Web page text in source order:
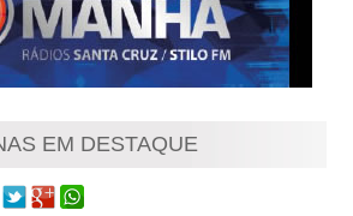
EM DESTAQUE